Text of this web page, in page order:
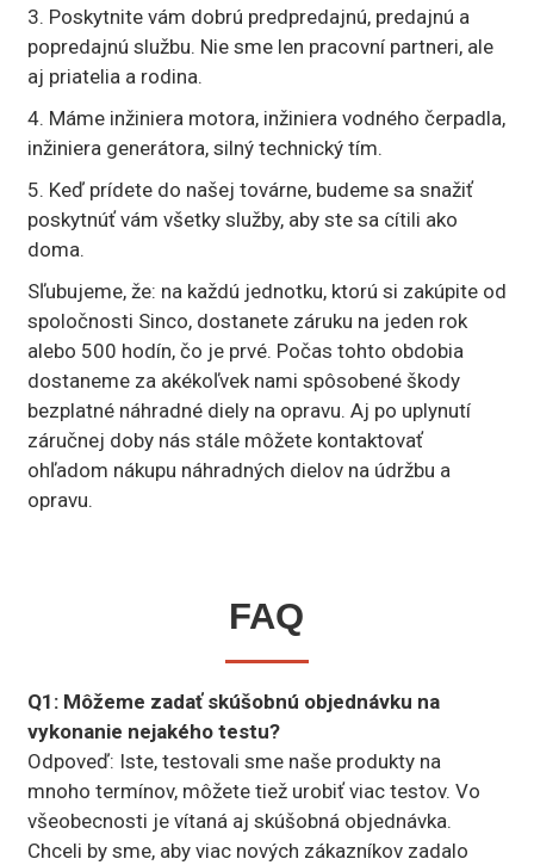
3. Poskytnite vám dobrú predpredajnú, predajnú a
popredajnú službu. Nie sme len pracovní partneri, ale
aj priatelia a rodina.
4. Máme inžiniera motora, inžiniera vodného čerpadla,
inžiniera generátora, silný technický tím.
5. Keď prídete do našej továrne, budeme sa snažiť
poskytnúť vám všetky služby, aby ste sa cítili ako
doma.
Sľubujeme, že: na každú jednotku, ktorú si zakúpite od
spoločnosti Sinco, dostanete záruku na jeden rok
alebo 500 hodín, čo je prvé. Počas tohto obdobia
dostaneme za akékoľvek nami spôsobené škody
bezplatné náhradné diely na opravu. Aj po uplynutí
záručnej doby nás stále môžete kontaktovať
ohľadom nákupu náhradných dielov na údržbu a
opravu.
FAQ
Q1: Môžeme zadať skúšobnú objednávku na
vykonanie nejakého testu?
Odpoveď: Iste, testovali sme naše produkty na
mnoho termínov, môžete tiež urobiť viac testov. Vo
všeobecnosti je vítaná aj skúšobná objednávka.
Chceli by sme, aby viac nových zákazníkov zadalo